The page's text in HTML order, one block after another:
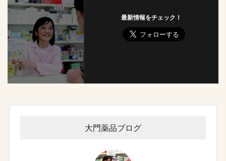
最新情報をチェック！
大門薬品ブログ